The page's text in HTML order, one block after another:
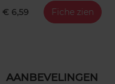
€ 6,59 Fiche zien
AANBEVELINGEN